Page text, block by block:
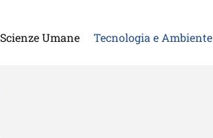
Scienze Umane Tecnologia e Ambiente